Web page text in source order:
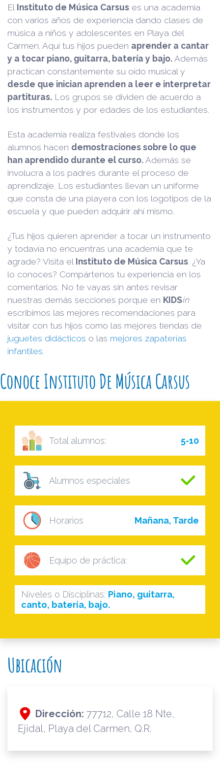
El Instituto de Música Carsus es una academia
con varios años de experiencia dando clases de
música a niños y adolescentes en Playa del
Carmen. Aquí tus hijos pueden aprender a cantar
y a tocar piano, guitarra, batería y bajo. Además
practican constantemente su oído musical y
desde que inician aprenden a leer e interpretar
partituras. Los grupos se dividen de acuerdo a
los instrumentos y por edades de los estudiantes.
Esta academia realiza festivales donde los
alumnos hacen demostraciones sobre lo que
han aprendido durante el curso. Además se
involucra a los padres durante el proceso de
aprendizaje. Los estudiantes llevan un uniforme
que consta de una playera con los logotipos de la
escuela y que pueden adquirir ahí mismo.
¿Tus hijos quieren aprender a tocar un instrumento
y todavía no encuentras una academia que te
agrade? Visita el Instituto de Música Carsus . ¿Ya
lo conoces? Compártenos tu experiencia en los
comentarios. No te vayas sin antes revisar
nuestras demás secciones porque en KIDSin
escribimos las mejores recomendaciones para
visitar con tus hijos como las mejores tiendas de
juguetes didácticos o las mejores zapaterías
infantiles.
Conoce Instituto De Música Carsus
Total alumnos: 5-10
Alumnos especiales
Horarios Mañana, Tarde
Equipo de práctica:
Niveles o Disciplinas: Piano, guitarra,
canto, batería, bajo.
Ubicación
Dirección: 77712, Calle 18 Nte,
Ejidal, Playa del Carmen, Q.R.